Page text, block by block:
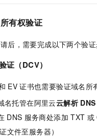
有权验证
后，需要完成以下两个验证
证（DCV）
EV 证书也需要验证域名所
名托管在阿里云云解析 DNS
DNS 服务商处添加 TXT 或
文件至服务器）